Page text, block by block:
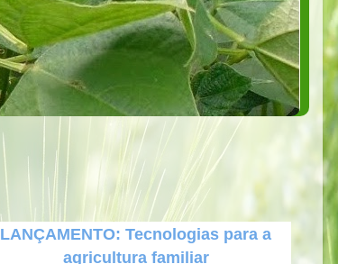
LANÇAMENTO: Tecnologias para a
agricultura familiar